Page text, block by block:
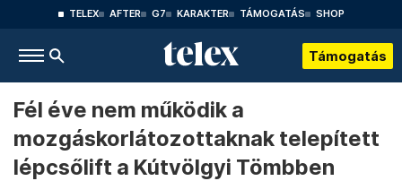
TELEX AFTER G7 KARAKTER TÁMOGATÁS SHOP
Támogatás
Fél éve nem működik a
mozgáskorlátozottaknak telepített
lépcsőlift a Kútvölgyi Tömbben